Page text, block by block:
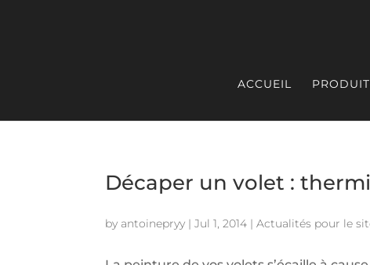
ACCUEIL
Décaper un volet :
by antoinepryy |Jul 1, 2014 |Actualités pour le